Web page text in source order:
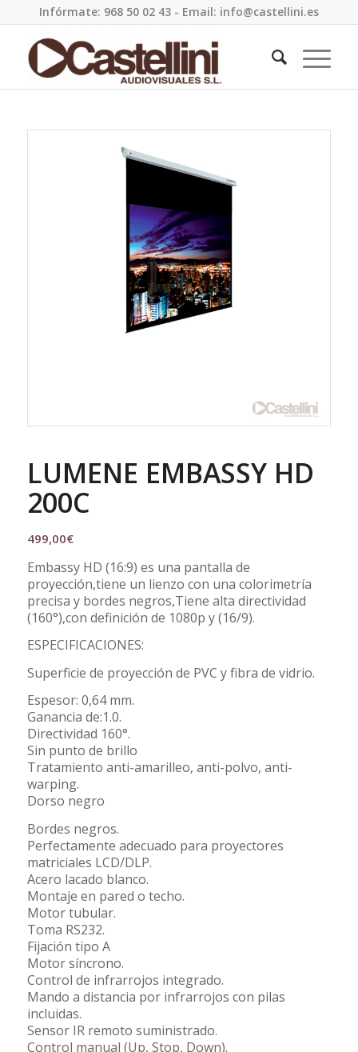
Infórmate: 968 50 02 43 - Email: info@castellini.es
LUMENE EMBASSY HD
200C
499,00€
Embassy HD (16:9) es una pantalla de
proyección,tiene un lienzo con una colorimetría
precisa y bordes negros,Tiene alta directividad
(160°),con definición de 1080p y (16/9).
ESPECIFICACIONES:
Superficie de proyección de PVC y fibra de vidrio.
Espesor: 0,64 mm.
Ganancia de:1.0.
Directividad 160°.
Sin punto de brillo
Tratamiento anti-amarilleo, anti-polvo, anti-
warping.
Dorso negro
Bordes negros.
Perfectamente adecuado para proyectores
matriciales LCD/DLP.
Acero lacado blanco.
Montaje en pared o techo.
Motor tubular.
Toma RS232.
Fijación tipo A
Motor síncrono.
Control de infrarrojos integrado.
Mando a distancia por infrarrojos con pilas
incluidas.
Sensor IR remoto suministrado.
Control manual (Up, Stop, Down).